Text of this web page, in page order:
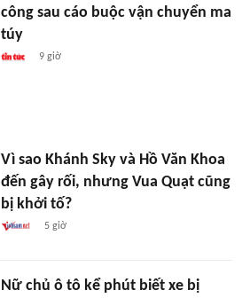
công sau cáo buộc vận chuyển ma
túy
9 giờ
Vì sao Khánh Sky và Hồ Văn Khoa
đến gây rối, nhưng Vua Quạt cũng
bị khởi tố?
5 giờ
Nữ chủ ô tô kể phút biết xe bị